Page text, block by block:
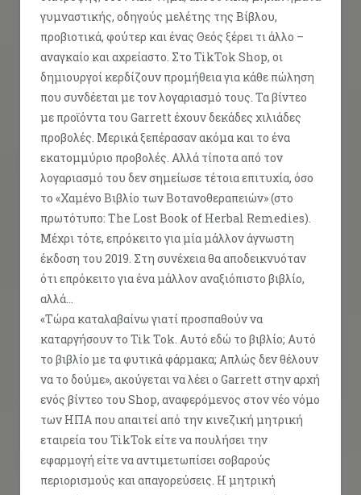
γυμναστικής, οδηγούς μελέτης της Βίβλου,
προβιοτικά, φούτερ και ένας Θεός ξέρει τι άλλο –
αναγκαίο και αχρείαστο. Στο TikTok Shop, οι
δημιουργοί κερδίζουν προμήθεια για κάθε πώληση
που συνδέεται με τον λογαριασμό τους. Τα βίντεο
με προϊόντα του Garrett έχουν δεκάδες χιλιάδες
προβολές. Μερικά ξεπέρασαν ακόμα και το ένα
εκατομμύριο προβολές. Αλλά τίποτα από τον
λογαριασμό του δεν σημείωσε τέτοια επιτυχία, όσο
το «Χαμένο Βιβλίο των Βοτανοθεραπειών» (στο
πρωτότυπο: The Lost Book of Herbal Remedies).
Μέχρι τότε, επρόκειτο για μία μάλλον άγνωστη
έκδοση του 2019. Στη συνέχεια θα αποδεικνυόταν
ότι επρόκειτο για ένα μάλλον αναξιόπιστο βιβλίο,
αλλά…
«Τώρα καταλαβαίνω γιατί προσπαθούν να
καταργήσουν το Tik Tok. Αυτό εδώ το βιβλίο; Αυτό
το βιβλίο με τα φυτικά φάρμακα; Απλώς δεν θέλουν
να το δούμε», ακούγεται να λέει ο Garrett στην αρχή
ενός βίντεο του Shop, αναφερόμενος στον νέο νόμο
των ΗΠΑ που απαιτεί από την κινεζική μητρική
εταιρεία του TikTok είτε να πουλήσει την
εφαρμογή είτε να αντιμετωπίσει σοβαρούς
περιορισμούς και απαγορεύσεις. Η μητρική